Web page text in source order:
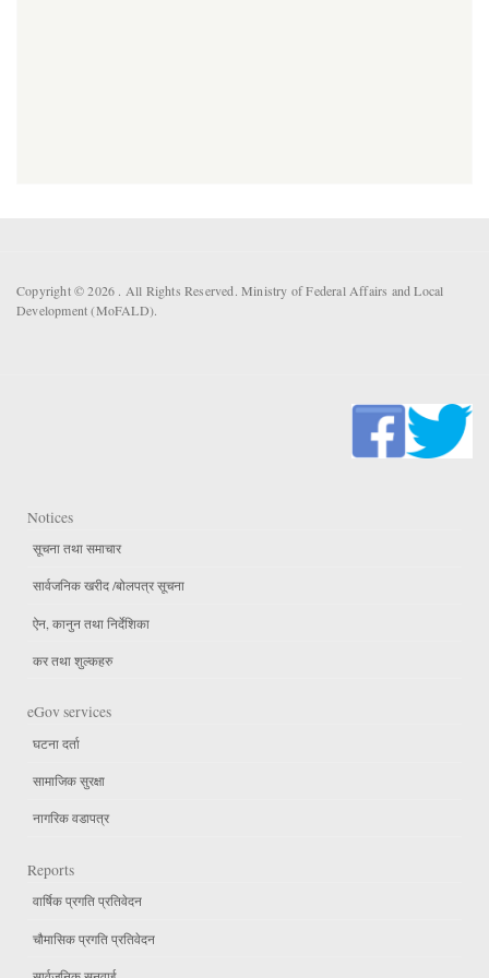
Copyright © 2026 . All Rights Reserved. Ministry of Federal Affairs and Local
Development (MoFALD).
Notices
सूचना तथा समाचार
सार्वजनिक खरीद /बोलपत्र सूचना
ऐन, कानुन तथा निर्देशिका
कर तथा शुल्कहरु
eGov services
घटना दर्ता
सामाजिक सुरक्षा
नागरिक वडापत्र
Reports
वार्षिक प्रगति प्रतिवेदन
चौमासिक प्रगति प्रतिवेदन